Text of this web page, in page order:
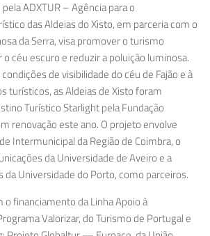
ADXTUR – Agência para o
das Aldeias do Xisto, em parceria com o
da Serra, visa promover o turismo
céu escuro e reduzir a poluição luminosa.
de visibilidade do céu de Fajão e à
turísticos, as Aldeias de Xisto foram
Turístico Starlight pela Fundação
renovação este ano. O projeto envolve
Intermunicipal da Região de Coimbra, o
da Universidade de Aveiro e a
da Universidade do Porto, como parceiros.
financiamento da Linha Apoio à
Valorizar, do Turismo de Portugal e